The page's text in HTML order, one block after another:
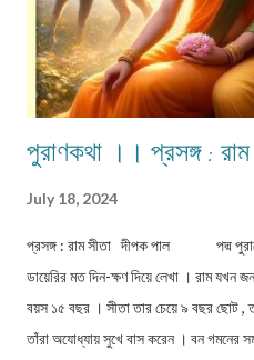
পুরাণকথা ।। প্রসঙ্গ :
July 18, 2024
প্রসঙ্গ : রাম সীতা দীপক পাল পদ্ম পুরাণে
ডায়েরির মত দিন-ক্ষণ দিয়ে লেখা । রাম যখন
বয়স ১৫ বছর । সীতা তার চেয়ে ৯ বছর ছোট ,
তাঁরা অযোধ্যায় সুখে বাস করেন । বন গমনের